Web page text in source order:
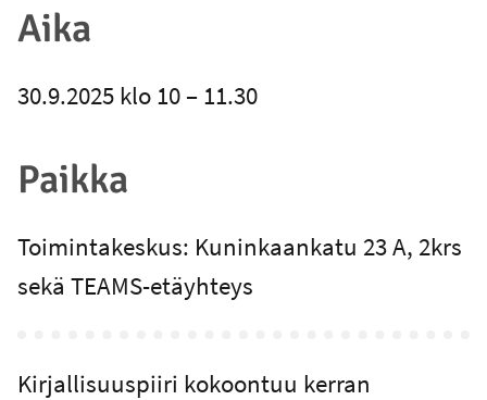
Aika
30.9.2025 klo 10 – 11.30
Paikka
Toimintakeskus: Kuninkaankatu 23 A, 2krs
sekä TEAMS-etäyhteys
Kirjallisuuspiiri kokoontuu kerran